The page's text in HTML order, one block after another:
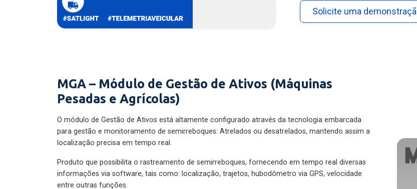
Solicite uma demonstração
MGA – Módulo de Gestão de Ativos (Máquinas
Pesadas e Agrícolas)
O módulo de Gestão de Ativos está altamente configurado através da tecnologia embarcada
para gestão e monitoramento de semirreboques: Atrelados ou desatrelados, mantendo assim a
localização precisa em tempo real.
Produto que possibilita o rastreamento de semirreboques, fornecendo em tempo real diversas
informações via software, tais como: localização, trajetos, hubodômetro via GPS, velocidade
entre outras funções.